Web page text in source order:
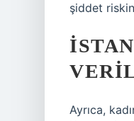
şiddet
Ayrıca,